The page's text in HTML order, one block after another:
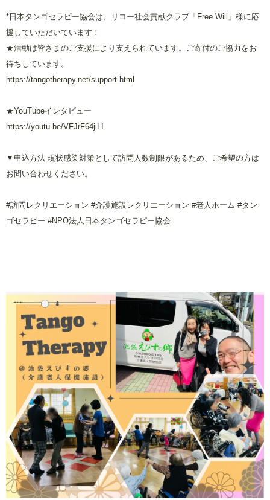
*日本タンゴセラピー協会は、リコー社会貢献クラブ「 Free Will
」様に応
援していただいています！
★活動は皆さまのご支援により支えられています。ご寄付のご協力をお
待ちしています。
https://tangotherapy.net/support.html
★YouTubeインタビュー
https://youtu.be/VFJrF64jiLI
▼申込方法 現状感染対策として訪問人数制限があるため、ご希望の方は
お問い合わせください。
#訪問レクリエーション #介護施設レクリエーション #老人ホーム #タン
ゴセラピー #NPO法人日本タンゴセラピー協会